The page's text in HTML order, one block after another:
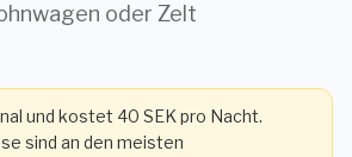
oder Zelt
und kostet 40 SEK pro Nacht.
sind an den meisten